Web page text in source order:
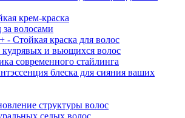
крем-краска
волосами
- Стойкая краска для волос
кудрявых и вьющихся волос
современного стайлинга
блеска для сияния ваших
структуры волос
седых волос